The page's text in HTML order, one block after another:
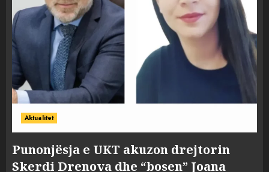
Aktualitet
Punonjësja e UKT akuzon drejtorin
Skerdi Drenova dhe “bosen” Joana